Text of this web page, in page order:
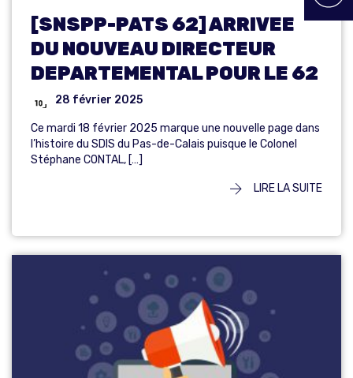
[SNSPP-PATS 62] ARRIVEE
DU NOUVEAU DIRECTEUR
DEPARTEMENTAL POUR LE 62
28 février 2025
Ce mardi 18 février 2025 marque une nouvelle page dans
l’histoire du SDIS du Pas-de-Calais puisque le Colonel
Stéphane CONTAL, […]
LIRE LA SUITE